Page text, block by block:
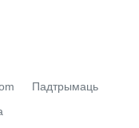
Падтрымаць